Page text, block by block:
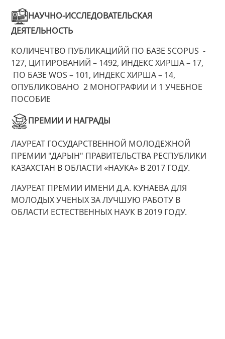
НАУЧНО-ИССЛЕДОВАТЕЛЬСКАЯ
ДЕЯТЕЛЬНОСТЬ
КОЛИЧЕЧТВО ПУБЛИКАЦИЙЙ ПО БАЗЕ SCOPUS -
127, ЦИТИРОВАНИЙ – 1492, ИНДЕКС ХИРША – 17,
ПО БАЗЕ WOS – 101, ИНДЕКС ХИРША – 14,
ОПУБЛИКОВАНО 2 МОНОГРАФИИ И 1 УЧЕБНОЕ
ПОСОБИЕ
ПРЕМИИ И НАГРАДЫ
ЛАУРЕАТ ГОСУДАРСТВЕННОЙ МОЛОДЕЖНОЙ
ПРЕМИИ "ДАРЫН" ПРАВИТЕЛЬСТВА РЕСПУБЛИКИ
КАЗАХСТАН В ОБЛАСТИ «НАУКА» В 2017 ГОДУ.
ЛАУРЕАТ ПРЕМИИ ИМЕНИ Д.А. КУНАЕВА ДЛЯ
МОЛОДЫХ УЧЕНЫХ ЗА ЛУЧШУЮ РАБОТУ В
ОБЛАСТИ ЕСТЕСТВЕННЫХ НАУК В 2019 ГОДУ.